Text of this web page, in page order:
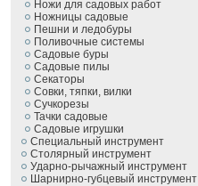
Ножи для садовых работ
Ножницы садовые
Пешни и ледобуры
Поливочные системы
Садовые буры
Садовые пилы
Секаторы
Совки, тяпки, вилки
Сучкорезы
Тачки садовые
Садовые игрушки
Специальный инструмент
Столярный инструмент
Ударно-рычажный инструмент
Шарнирно-губцевый инструмент